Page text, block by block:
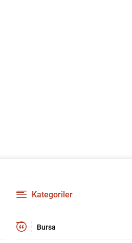
Kategoriler
Bursa